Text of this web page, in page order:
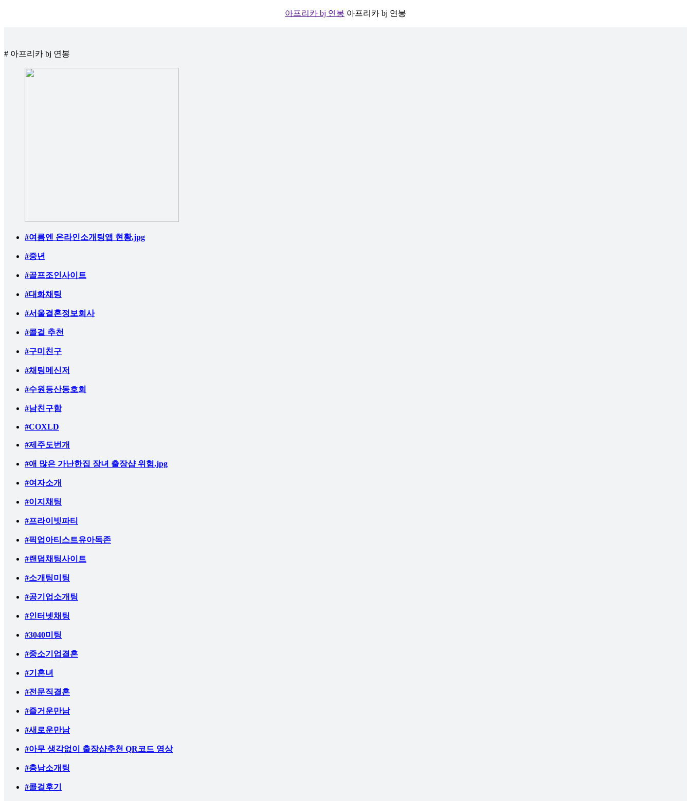
아프리카 bj 연봉 아프리카 bj 연봉
# 아프리카 bj 연봉
#여름엔 온라인소개팅앱 현황.jpg
#중년
#골프조인사이트
#대화채팅
#서울결혼정보회사
#콜걸 추천
#구미친구
#채팅메신저
#수원등산동호회
#남친구함
#COXLD
#제주도번개
#애 많은 가난한집 장녀 출장샵 위험.jpg
#여자소개
#이지채팅
#프라이빗파티
#픽업아티스트유아독존
#랜덤채팅사이트
#소개팅미팅
#공기업소개팅
#인터넷채팅
#3040미팅
#중소기업결혼
#기혼녀
#전문직결혼
#즐거운만남
#새로운만남
#아무 생각없이 출장샵추천 QR코드 영상
#충남소개팅
#콜걸후기